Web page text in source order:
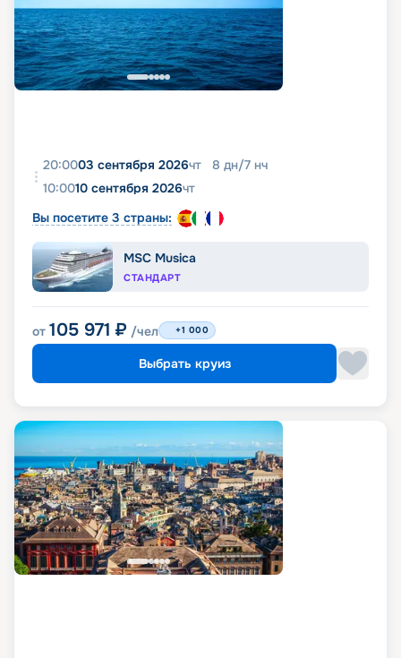
20:0003 сентября 2026чт 8 дн/7 нч
10:0010 сентября 2026чт
Вы посетите 3 страны:
MSC Musica
СТАНДАРТ
от 105 971 ₽ /чел +1 000
Выбрать круиз